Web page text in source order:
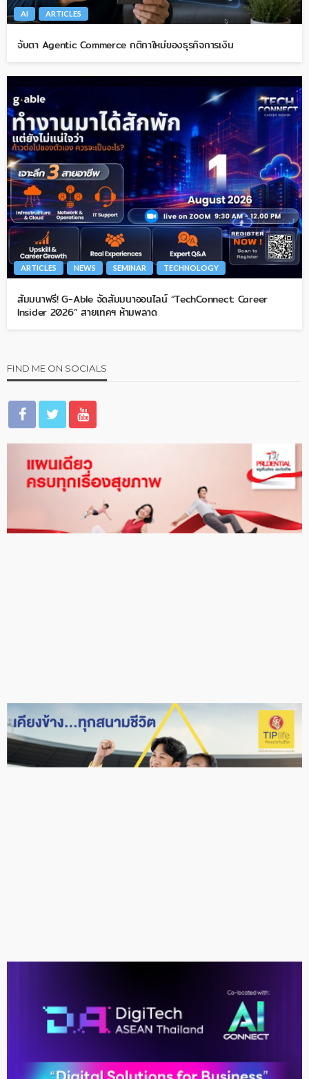
AI ARTICLES
จับตา Agentic Commerce กติกาใหม่ของธุรกิจการเงิน
ARTICLES NEWS SEMINAR TECHNOLOGY
สัมมนาฟรี! G-Able จัดสัมมนาออนไลน์ “TechConnect: Career
Insider 2026” สายเทคฯ ห้ามพลาด
FIND ME ON SOCIALS